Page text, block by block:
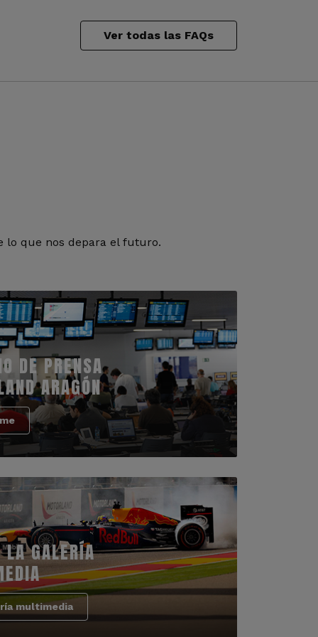
Ver todas las FAQs
lo que nos depara el futuro.
DE PRENSA
ARAGÓN
LA GALERÍA
multimedia